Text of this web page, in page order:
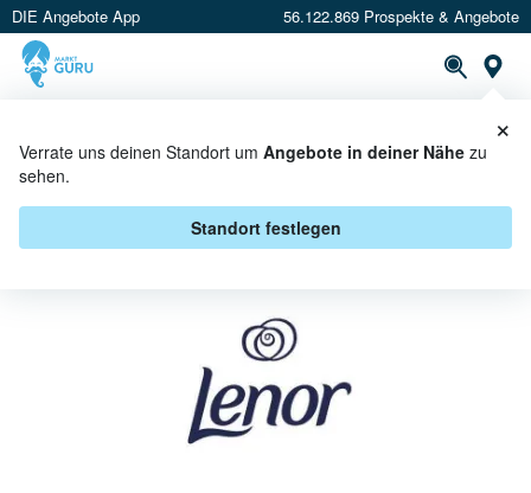
DIE Angebote App 56.122.869 Prospekte & Angebote
Verrate uns deinen Standort um Angebote in deiner Nähe zu
sehen.
Standort festlegen
×
LENOR BEI EDEKA NEUKAUF -
ANGEBOTE & AKTIONEN